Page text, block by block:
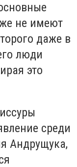
не имеют
даже в
люди
это
среди
Андрущука,